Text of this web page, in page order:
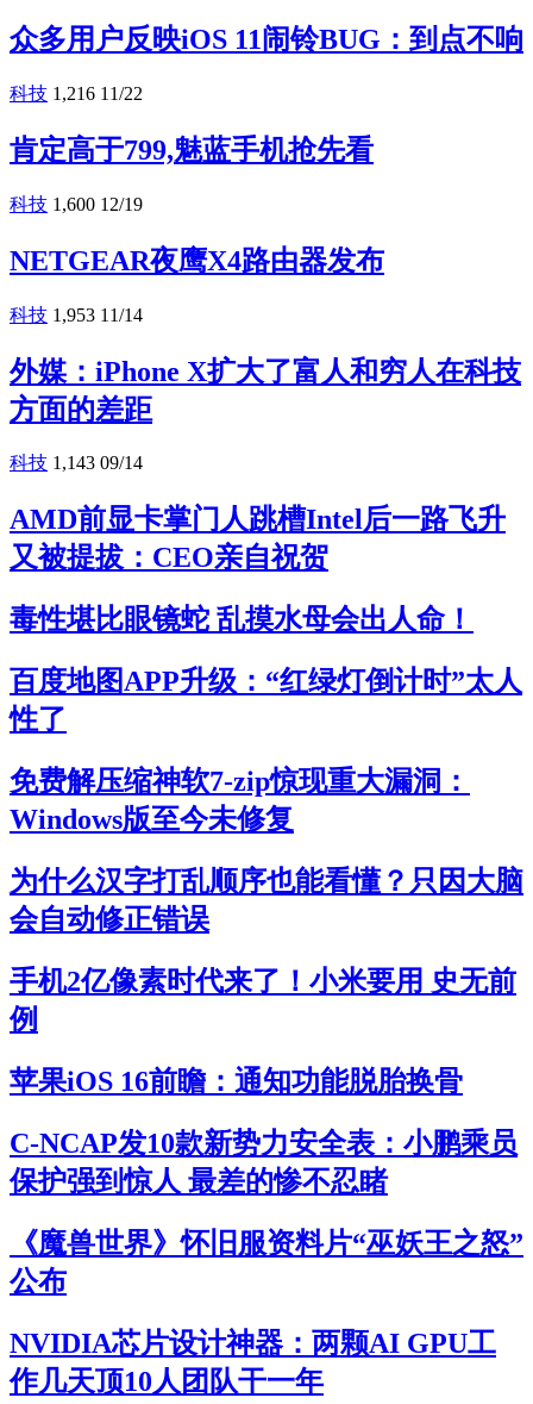
众多用户反映iOS 11闹铃BUG：到点不响
科技 1,216 11/22
肯定高于799,魅蓝手机抢先看
科技 1,600 12/19
NETGEAR夜鹰X4路由器发布
科技 1,953 11/14
外媒：iPhone X扩大了富人和穷人在科技
方面的差距
科技 1,143 09/14
AMD前显卡掌门人跳槽Intel后一路飞升
又被提拔：CEO亲自祝贺
毒性堪比眼镜蛇 乱摸水母会出人命！
百度地图APP升级：“红绿灯倒计时”太人
性了
免费解压缩神软7-zip惊现重大漏洞：
Windows版至今未修复
为什么汉字打乱顺序也能看懂？只因大脑
会自动修正错误
手机2亿像素时代来了！小米要用 史无前
例
苹果iOS 16前瞻：通知功能脱胎换骨
C-NCAP发10款新势力安全表：小鹏乘员
保护强到惊人 最差的惨不忍睹
《魔兽世界》怀旧服资料片“巫妖王之怒”
公布
NVIDIA芯片设计神器：两颗AI GPU工
作几天顶10人团队干一年